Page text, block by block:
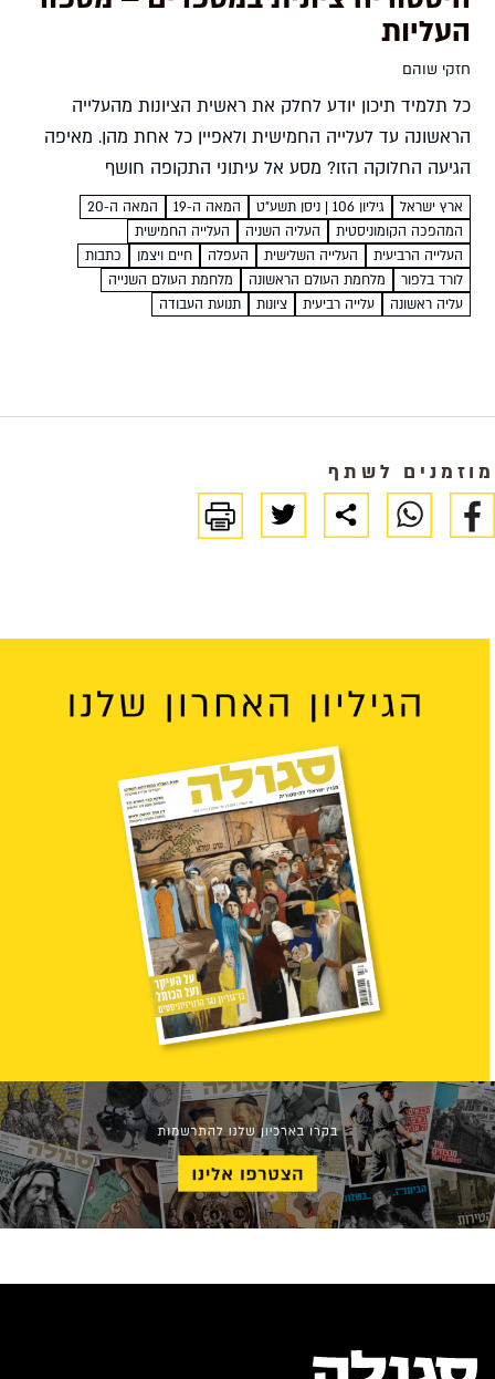
העליות
חזקי שוהם
כל תלמיד תיכון יודע לחלק את ראשית הציונות מהעלייה
הראשונה עד לעלייה החמישית ולאפיין כל אחת מהן. מאיפה
הגיעה החלוקה הזו? מסע אל עיתוני התקופה חושף
שהראשונים שדיברו על העלייה השלישית התכוונו בכלל
למשהו אחר...
ארץ ישראל גיליון 106 | ניסן תשע"ט המאה ה-19
המאה ה-20
המהפכה הקומוניסטית
העליה השניה
העלייה החמישית
העלייה הרביעית
העלייה השלישית העפלה חיים ויצמן
כתבות
לורד בלפור
מלחמת העולם הראשונה
מלחמת העולם השנייה
עליה ראשונה
עלייה רביעית ציונות תנועת העבודה
מוזמנים לשתף